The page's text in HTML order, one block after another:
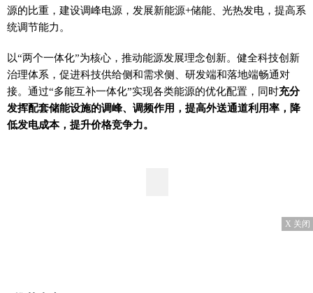
源的比重，建设调峰电源，发展新能源+储能、光热发电，提高系
统调节能力。
以“两个一体化”为核心，推动能源发展理念创新。健全科技创新
治理体系，促进科技供给侧和需求侧、研发端和落地端畅通对
接。通过“多能互补一体化”实现各类能源的优化配置，同时充分
发挥配套储能设施的调峰、调频作用，提高外送通道利用率，降
低发电成本，提升价格竞争力。
X 关闭